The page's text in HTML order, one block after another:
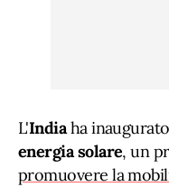
L'Indiaha
energia solare, un
promuovere la